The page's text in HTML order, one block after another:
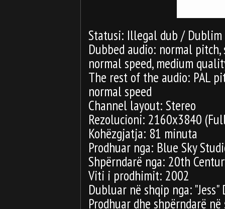
Statusi: Illegal dub /
Dubbed audio: normal
normal speed, medium
The rest of the audio: PAL
normal speed
Channel layout: Stereo
Rezolucioni: 2160x3840
Kohëzgjatja: 81 minuta
Prodhuar nga: Blue Sky
Shpërndarë nga: 20th
Viti i prodhimit: 2002
Dubluar në shqip nga: "Jess"
Prodhuar dhe shpërndarë